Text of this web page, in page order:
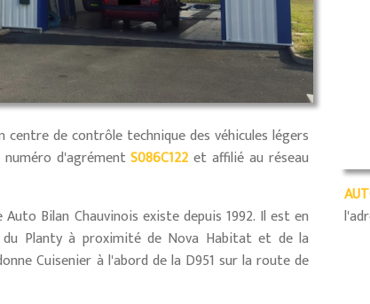
centre de contrôle technique des véhicules légers
d'agrémentS086C122 et affilié au réseau
Bilan Chauvinois existe depuis 1992. Il est en
du Planty à proximité de Nova Habitat et de la
Cuisenier à l'abord de la D951 sur la route de